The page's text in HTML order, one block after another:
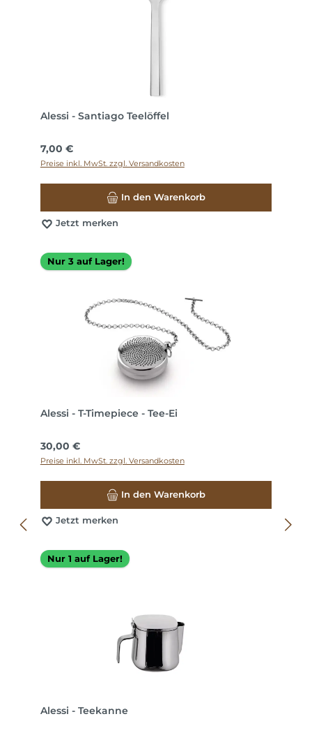
Alessi - Santiago Teelöffel
Regulärer Preis:
7,00 €
Preise inkl. MwSt. zzgl. Versandkosten
In den Warenkorb
Jetzt merken
Nur 3 auf Lager!
Alessi - T-Timepiece - Tee-Ei
Regulärer Preis:
30,00 €
Preise inkl. MwSt. zzgl. Versandkosten
In den Warenkorb
Jetzt merken
Nur 1 auf Lager!
Alessi - Teekanne